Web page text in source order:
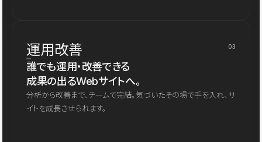
運用改善 03
誰でも運用・改善できる
成果の出るWebサイトへ。
分析から改善まで、チームで完結。気づいたその場で手を入れ、サ
イトを成長させられます。